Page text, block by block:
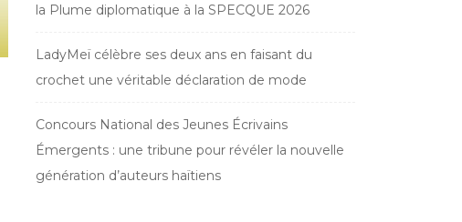
la Plume diplomatique à la SPECQUE 2026
LadyMeï célèbre ses deux ans en faisant du
crochet une véritable déclaration de mode
Concours National des Jeunes Écrivains
Émergents : une tribune pour révéler la nouvelle
génération d’auteurs haïtiens